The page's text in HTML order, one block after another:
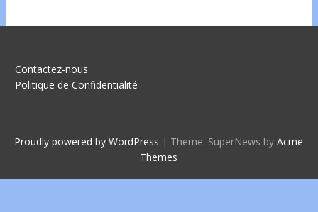
Contactez-nous
Politique de Confidentialité
Proudly powered by WordPress | Theme: SuperNews byAcme
Themes